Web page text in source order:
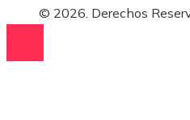
© 2026. Derechos